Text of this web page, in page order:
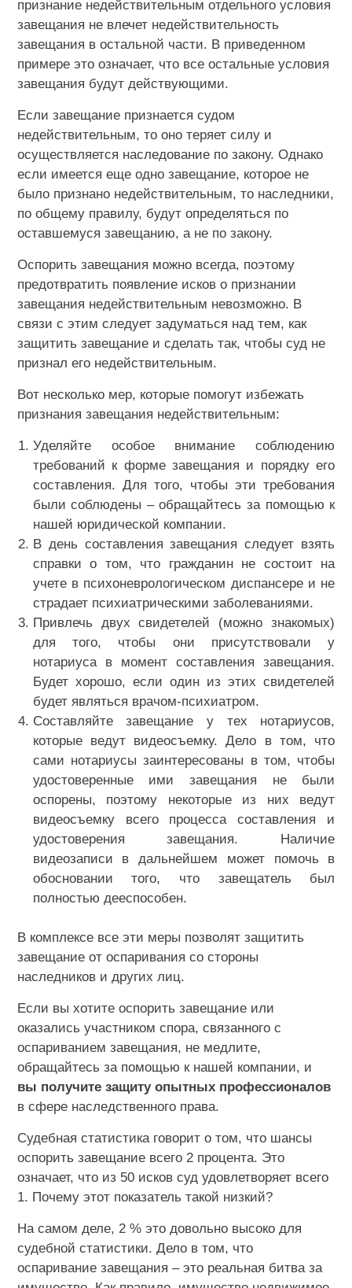
признание недействительным отдельного условия
завещания не влечет недействительность
завещания в остальной части. В приведенном
примере это означает, что все остальные условия
завещания будут действующими.
Если завещание признается судом
недействительным, то оно теряет силу и
осуществляется наследование по закону. Однако
если имеется еще одно завещание, которое не
было признано недействительным, то наследники,
по общему правилу, будут определяться по
оставшемуся завещанию, а не по закону.
Оспорить завещания можно всегда, поэтому
предотвратить появление исков о признании
завещания недействительным невозможно. В
связи с этим следует задуматься над тем, как
защитить завещание и сделать так, чтобы суд не
признал его недействительным.
Вот несколько мер, которые помогут избежать
признания завещания недействительным:
Уделяйте особое внимание соблюдению
требований к форме завещания и порядку его
составления. Для того, чтобы эти требования
были соблюдены – обращайтесь за помощью к
нашей юридической компании.
В день составления завещания следует взять
справки о том, что гражданин не состоит на
учете в психоневрологическом диспансере и не
страдает психиатрическими заболеваниями.
Привлечь двух свидетелей (можно знакомых)
для того, чтобы они присутствовали у
нотариуса в момент составления завещания.
Будет хорошо, если один из этих свидетелей
будет являться врачом-психиатром.
Составляйте завещание у тех нотариусов,
которые ведут видеосъемку. Дело в том, что
сами нотариусы заинтересованы в том, чтобы
удостоверенные ими завещания не были
оспорены, поэтому некоторые из них ведут
видеосъемку всего процесса составления и
удостоверения завещания. Наличие
видеозаписи в дальнейшем может помочь в
обосновании того, что завещатель был
полностью дееспособен.
В комплексе все эти меры позволят защитить
завещание от оспаривания со стороны
наследников и других лиц.
Если вы хотите оспорить завещание или
оказались участником спора, связанного с
оспариванием завещания, не медлите,
обращайтесь за помощью к нашей компании, и
вы получите защиту опытных профессионалов
в сфере наследственного права.
Судебная статистика говорит о том, что шансы
оспорить завещание всего 2 процента. Это
означает, что из 50 исков суд удовлетворяет всего
1. Почему этот показатель такой низкий?
На самом деле, 2 % это довольно высоко для
судебной статистики. Дело в том, что
оспаривание завещания – это реальная битва за